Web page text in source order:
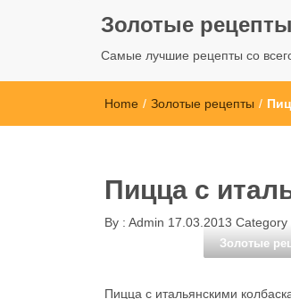
Золотые рецепты
Самые лучшие рецепты со
Home / Золотые рецепты /
Пицца с
By : Admin 17.03.2013 Category
Золотые
Пицца с итальянскими